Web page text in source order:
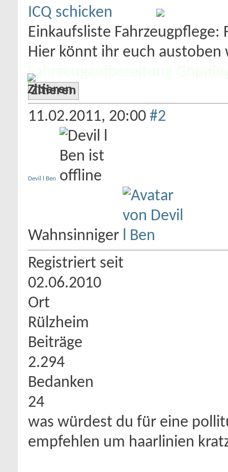
Einkaufsliste
Hier könnt ihr euch
Fahrzeugaufbereitung
Zitieren
11.02.2011, 20:00 #2
Devil l Ben
Wahnsinniger
Registriert seit
02.06.2010
Ort
Rülzheim
Beiträge
2.294
Bedanken
24
was würdest du für eine
empfehlen um haarlinien